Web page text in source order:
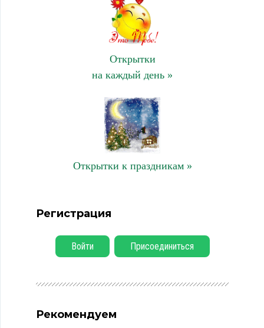
Открытки
на каждый день »
Открытки к праздникам »
Регистрация
Войти Присоединиться
Рекомендуем